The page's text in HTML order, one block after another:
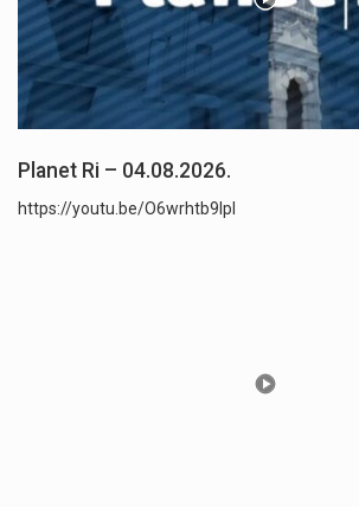
Planet Ri – 04.08.2026.
https://youtu.be/O6wrhtb9lpI